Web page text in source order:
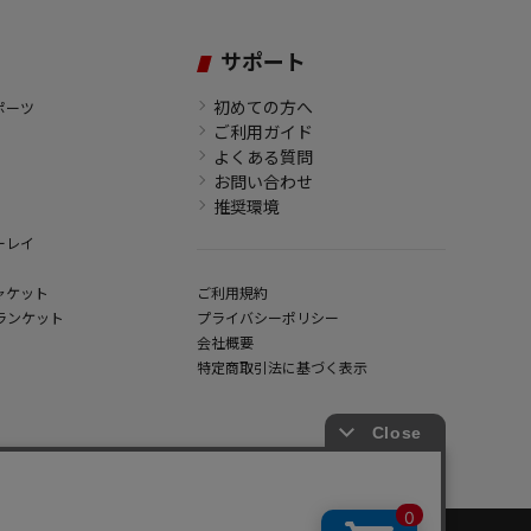
ーツ
レイ
ケット
ンケット
サポート
初めての方へ
ご利用ガイド
よくある質問
お問い合わせ
推奨環境
ご利用規約
プライバシーポリシー
会社概要
特定商取引法に基づく表示